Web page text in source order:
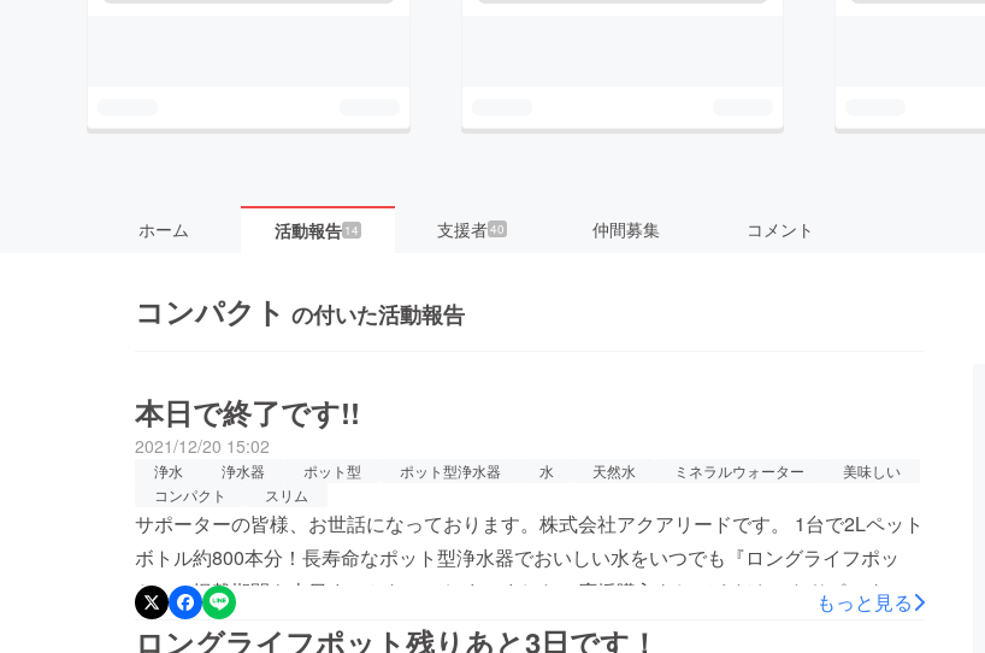
ホーム 活動報告 14 支援者40 仲間募集 コメント
コンパクト の付いた活動報告
本日で終了です!!
2021/12/20 15:02
浄水 浄水器 ポット型 ポット型浄水器 水 天然水 ミネラルウォーター
美味しい
コンパクト
スリム
サポーターの皆様、お世話になっております。株式会社アクアリードです。 1台で2Lペット
ボトル約800本分！長寿命なポット型浄水器でおいしい水をいつでも『ロングライフポッ
ト』の掲載期間も本日までとなってしまいました。応援購入をしてくださったサポーターの
皆様、誠にありがとうございます。ご検討中の方もそうでない方も、ぜひ一度ページをご覧
もっと見る
ロングライフポット残りあと3日です！